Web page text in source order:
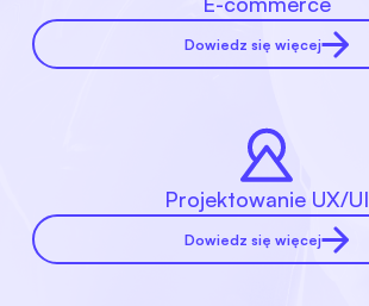
Dowiedz się więcej
Projektowanie UX/UI
Dowiedz się więcej